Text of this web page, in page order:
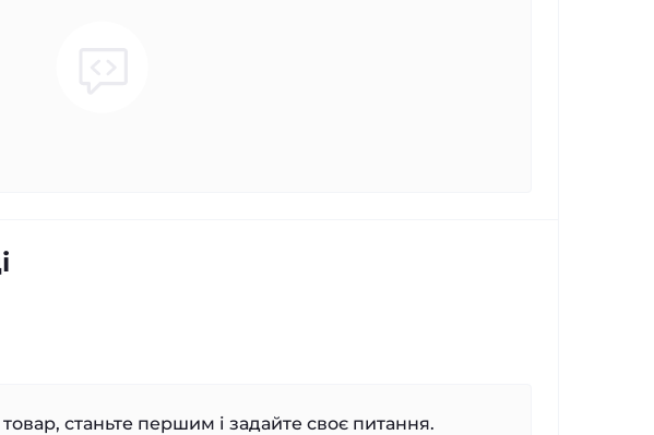
станьте першим і задайте своє питання.